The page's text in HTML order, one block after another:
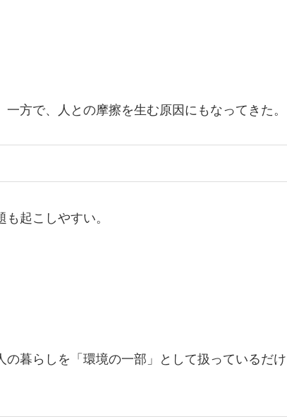
方で、人との摩擦を生む原因にもなってきた。
起こしやすい。
の暮らしを「環境の一部」として扱っているだけ